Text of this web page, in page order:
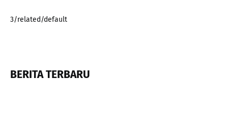
3/related/default
BERITA TERBARU